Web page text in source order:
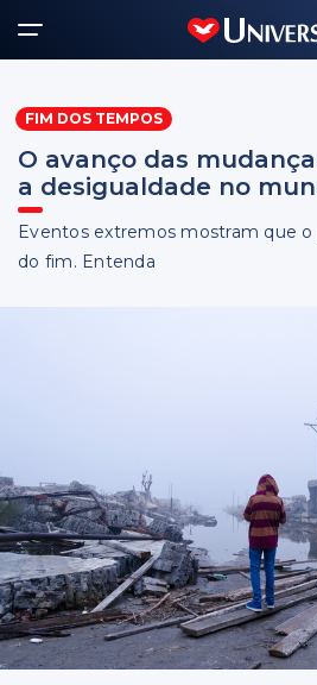
FIM DOS TEMPOS
O avanço das
a desigualdade no
Eventos extremos mostram que o
do fim. Entenda